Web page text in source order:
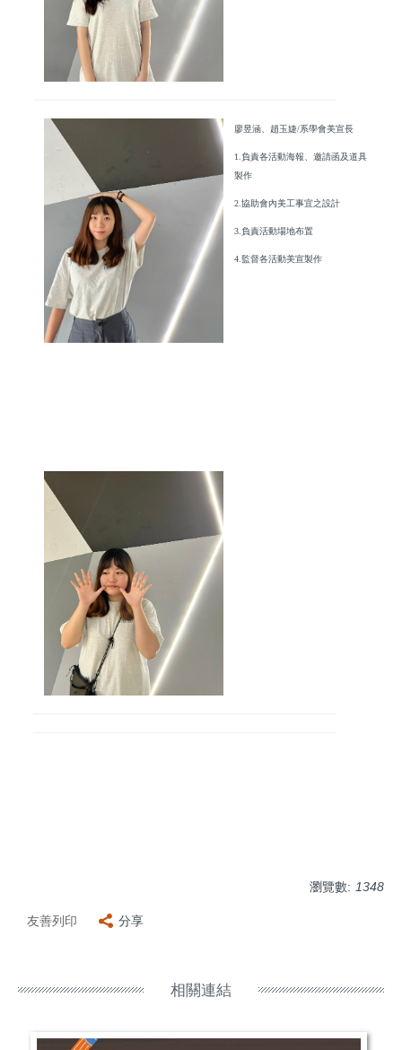
廖昱涵、趙玉婕/系學會美宣長
1.負責各活動海報、邀請函及道具
製作
2.協助會內美工事宜之設計
3.負責活動場地布置
4.監督各活動美宣製作
瀏覽數: 1348
友善列印 分享
相關連結